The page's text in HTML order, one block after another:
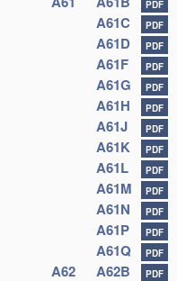
PDF
A61C PDF
A61D PDF
A61F PDF
A61G PDF
A61H PDF
A61J PDF
A61K PDF
A61L PDF
A61M PDF
A61N PDF
A61P PDF
A61Q PDF
A62 A62B PDF